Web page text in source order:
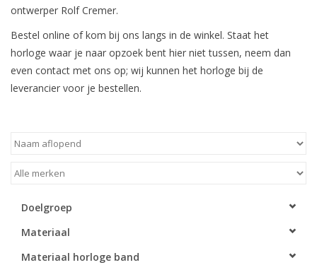
ontwerper Rolf Cremer.
Bestel online of kom bij ons langs in de winkel. Staat het
horloge waar je naar opzoek bent hier niet tussen, neem dan
even contact met ons op; wij kunnen het horloge bij de
leverancier voor je bestellen.
Doelgroep
Materiaal
Materiaal horloge band